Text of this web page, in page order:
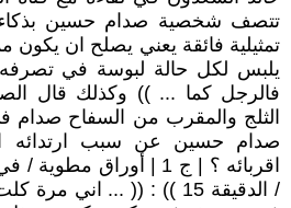
تتصف شخصية صدام حسين بذكاء
تمثيلية فائقة يعني يصلح ان يكون
يلبس لكل حالة لبوسة في
فالرجل كما ... )) وكذلك قال
الثلج والمقرب من السفاح صدام
صدام حسين عن سبب ارتدائه
اقربائه ؟ | ج 1 | أوراق
/ الدقيقة 15 )) : (( ...